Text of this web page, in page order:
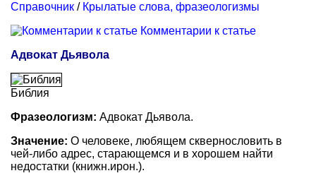
Справочник / Крылатые слова, фразеологизмы
Комментарии к статье
Адвокат Дьявола
Библия
Фразеологизм: Адвокат Дьявола.
Значение: О человеке, любящем сквернословить в
чей-либо адрес, старающемся и в хорошем найти
недостатки (книжн.ирон.).